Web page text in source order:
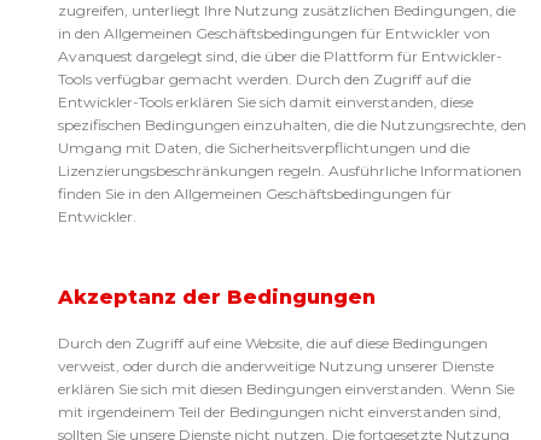
zugreifen, unterliegt Ihre Nutzung zusätzlichen Bedingungen, die
in den Allgemeinen Geschäftsbedingungen für Entwickler von
Avanquest dargelegt sind, die über die Plattform für Entwickler-
Tools verfügbar gemacht werden. Durch den Zugriff auf die
Entwickler-Tools erklären Sie sich damit einverstanden, diese
spezifischen Bedingungen einzuhalten, die die Nutzungsrechte, den
Umgang mit Daten, die Sicherheitsverpflichtungen und die
Lizenzierungsbeschränkungen regeln. Ausführliche Informationen
finden Sie in den Allgemeinen Geschäftsbedingungen für
Entwickler.
Akzeptanz der Bedingungen
Durch den Zugriff auf eine Website, die auf diese Bedingungen
verweist, oder durch die anderweitige Nutzung unserer Dienste
erklären Sie sich mit diesen Bedingungen einverstanden. Wenn Sie
mit irgendeinem Teil der Bedingungen nicht einverstanden sind,
sollten Sie unsere Dienste nicht nutzen. Die fortgesetzte Nutzung